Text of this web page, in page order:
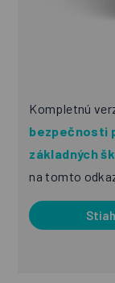
Kompletnú
bezpečnosti
základných
na tomto